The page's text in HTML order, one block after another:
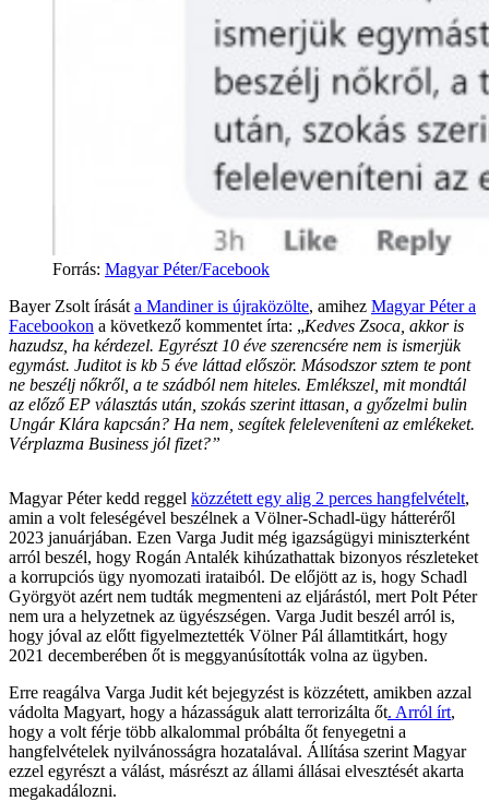
Forrás: Magyar Péter/Facebook
Bayer Zsolt írását a Mandiner is újraközölte, amihez Magyar Péter a
Facebookon a következő kommentet írta: „Kedves Zsoca, akkor is
hazudsz, ha kérdezel. Egyrészt 10 éve szerencsére nem is ismerjük
egymást. Juditot is kb 5 éve láttad először. Másodszor sztem te pont
ne beszélj nőkről, a te szádból nem hiteles. Emlékszel, mit mondtál
az előző EP választás után, szokás szerint ittasan, a győzelmi bulin
Ungár Klára kapcsán? Ha nem, segítek feleleveníteni az emlékeket.
Vérplazma Business jól fizet?”
Magyar Péter kedd reggel közzétett egy alig 2 perces hangfelvételt,
amin a volt feleségével beszélnek a Völner-Schadl-ügy hátteréről
2023 januárjában. Ezen Varga Judit még igazságügyi miniszterként
arról beszél, hogy Rogán Antalék kihúzathattak bizonyos részleteket
a korrupciós ügy nyomozati irataiból. De előjött az is, hogy Schadl
Györgyöt azért nem tudták megmenteni az eljárástól, mert Polt Péter
nem ura a helyzetnek az ügyészségen. Varga Judit beszél arról is,
hogy jóval az előtt figyelmeztették Völner Pál államtitkárt, hogy
2021 decemberében őt is meggyanúsították volna az ügyben.
Erre reagálva Varga Judit két bejegyzést is közzétett, amikben azzal
vádolta Magyart, hogy a házasságuk alatt terrorizálta őt. Arról írt,
hogy a volt férje több alkalommal próbálta őt fenyegetni a
hangfelvételek nyilvánosságra hozatalával. Állítása szerint Magyar
ezzel egyrészt a válást, másrészt az állami állásai elvesztését akarta
megakadálozni.